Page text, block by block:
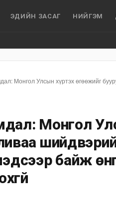
ЭДИЙН ЗАСАГ НИЙГЭМ
Монгол
байж